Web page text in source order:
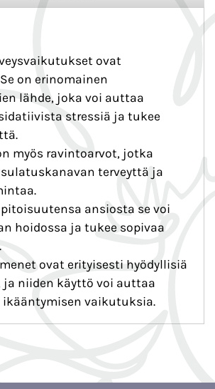
ovat
on erinomainen
lähde, joka voi auttaa
stressiä ja tukee
myös ravintoarvot, jotka
terveyttä ja
ansiosta se voi
hoidossa ja tukee sopivaa
ovat erityisesti hyödyllisiä
ja niiden käyttö voi auttaa
vaikutuksia.